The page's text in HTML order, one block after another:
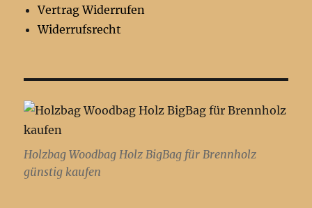
Vertrag Widerrufen
Widerrufsrecht
Holzbag Woodbag Holz BigBag für Brennholz
günstig kaufen